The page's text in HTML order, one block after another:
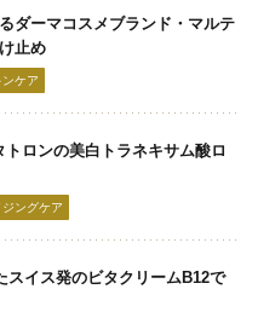
ダーマコスメブランド・マルテ
止め
ンケア
ロンの美白トラネキサム酸ロ
ジングケア
スイス発のビタクリームB12で